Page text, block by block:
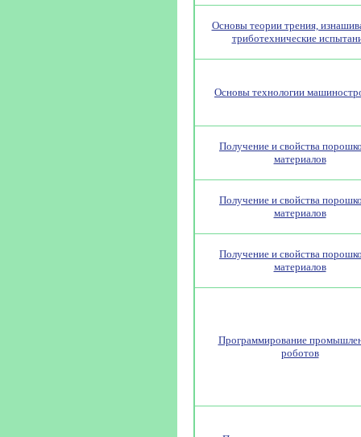
Основы теории трения,
триботехнические
Основы технологии
Получение и свойства
материалов
Получение и свойства
материалов
Получение и свойства
материалов
Программирование
роботов